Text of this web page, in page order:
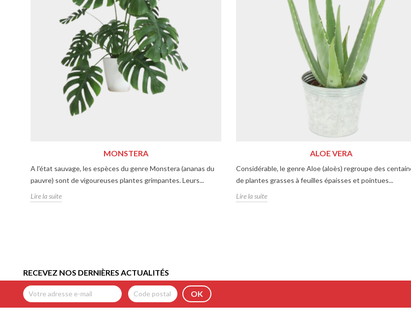
MONSTERA
A l'état sauvage, les espèces du genre Monstera (ananas du
pauvre) sont de vigoureuses plantes grimpantes. Leurs...
Lire la suite
ALOE VERA
Considérable, le genre Aloe (aloès) regroupe des
de plantes grasses à feuilles épaisses et pointues...
Lire la suite
RECEVEZ NOS DERNIÈRES ACTUALITÉS